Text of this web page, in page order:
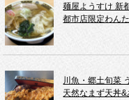
麺屋ようすけ 新
都市店限定わん
川魚・郷土旬菜
天然なまず天丼&